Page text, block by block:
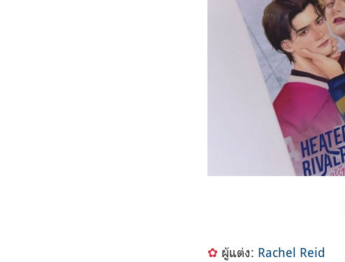
✿ ผู้แต่ง: Rachel Reid